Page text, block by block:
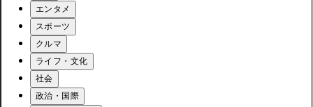
エンタメ
スポーツ
クルマ
ライフ・文化
社会
政治・国際